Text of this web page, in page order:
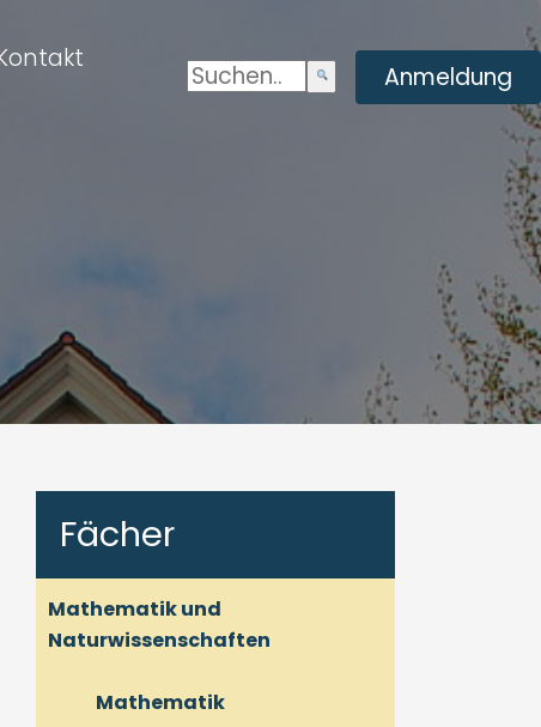
Suchen: Enviar
búsqueda
Anmeldung
Fächer
Mathematik und
Naturwissenschaften
Mathematik